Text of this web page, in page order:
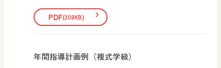
PDF(208KB)
年間指導計画例（複式学級）